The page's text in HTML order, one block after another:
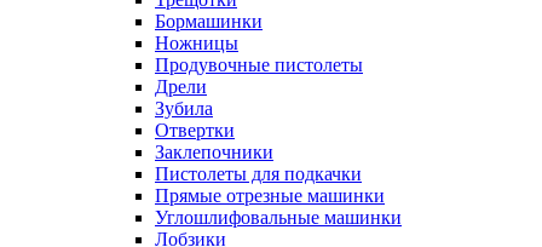
Бормашинки
Ножницы
Продувочные пистолеты
Дрели
Зубила
Отвертки
Заклепочники
Пистолеты для подкачки
Прямые отрезные машинки
Углошлифовальные машинки
Лобзики